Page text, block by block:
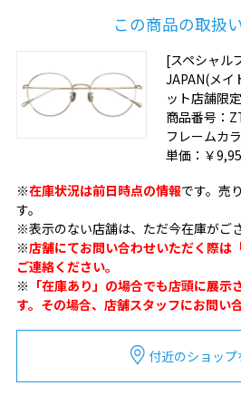
この商品の取扱
[スペシャル
JAPAN(メイ
ット店舗限
商品番号：
フレームカ
単価： ￥
※在庫状況は前日時点の情報です。売
す。
※表示のない店舗は、ただ今在庫がご
※店舗にてお問い合わせいただく際は
ご連絡ください。
※ 「在庫あり」の場合でも店頭に展示
す。その場合、店舗スタッフにお問い
付近のショップ